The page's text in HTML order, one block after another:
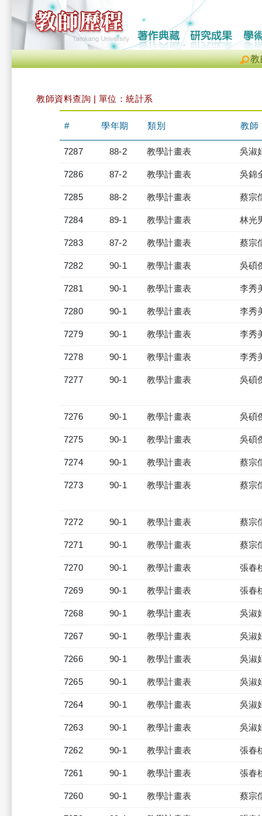
教
教師資料查詢 | 單位：統計系
# 學年期 類別 教師
7287 88-2 教學計畫表 吳淑
7286 87-2 教學計畫表 吳錦
7285 88-2 教學計畫表 蔡宗
7284 89-1 教學計畫表 林光
7283 87-2 教學計畫表 蔡宗
7282 90-1 教學計畫表 吳碩
7281 90-1 教學計畫表 李秀
7280 90-1 教學計畫表 李秀
7279 90-1 教學計畫表 李秀
7278 90-1 教學計畫表 李秀
7277 90-1 教學計畫表 吳碩
7276 90-1 教學計畫表 吳碩
7275 90-1 教學計畫表 吳碩
7274 90-1 教學計畫表 蔡宗
7273 90-1 教學計畫表 蔡宗
7272 90-1 教學計畫表 蔡宗
7271 90-1 教學計畫表 蔡宗
7270 90-1 教學計畫表 張春
7269 90-1 教學計畫表 張春
7268 90-1 教學計畫表 吳淑
7267 90-1 教學計畫表 吳淑
7266 90-1 教學計畫表 吳淑
7265 90-1 教學計畫表 吳淑
7264 90-1 教學計畫表 吳淑
7263 90-1 教學計畫表 吳淑
7262 90-1 教學計畫表 張春
7261 90-1 教學計畫表 張春
7260 90-1 教學計畫表 蔡宗